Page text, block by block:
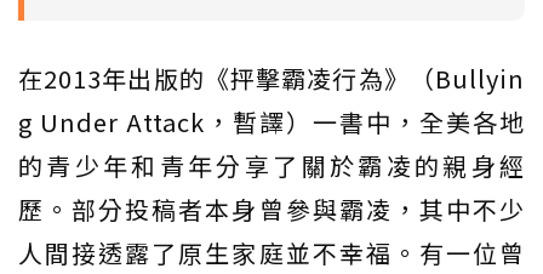
在2013年出版的《抨擊霸凌行為》（Bullyin
g Under Attack，暫譯）一書中，全美各地
的青少年和青年分享了關於霸凌的親身經
歷。部分投稿者本身曾參與霸凌，其中不少
人間接透露了原生家庭並不幸福。有一位曾